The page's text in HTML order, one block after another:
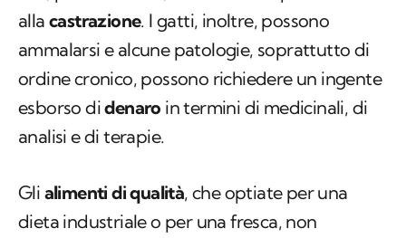
alla castrazione. I gatti, inoltre, possono
ammalarsi e alcune patologie, soprattutto di
ordine cronico, possono richiedere un ingente
esborso didenaro in termini di medicinali, di
analisi e di terapie.
Gli alimenti di qualità, che optiate per una
dieta industriale o per una fresca, non